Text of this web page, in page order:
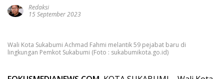
Redaksi
15 September 2023
Wali Kota Sukabumi Achmad Fahmi melantik 59 pejabat baru di
lingkungan Pemkot Sukabumi (Foto : sukabumikota.go.id)